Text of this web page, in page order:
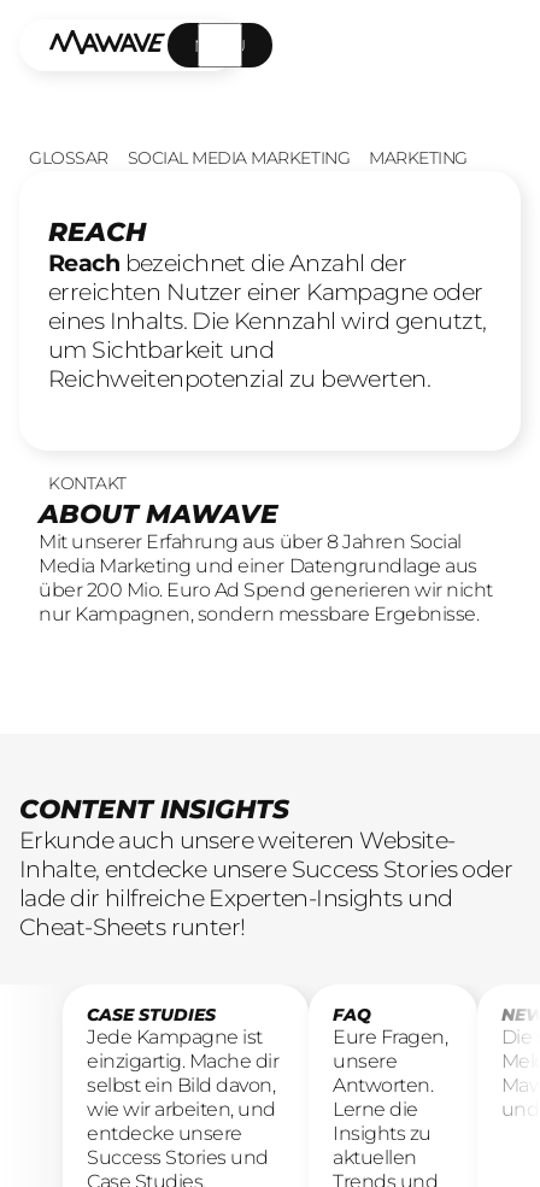
MENÜ
GLOSSAR SOCIAL MEDIA MARKETING MARKETING
REACH
Reach bezeichnet die Anzahl der
erreichten Nutzer einer Kampagne oder
eines Inhalts. Die Kennzahl wird genutzt,
um Sichtbarkeit und
Reichweitenpotenzial zu bewerten.
KONTAKT
ABOUT MAWAVE
Mit unserer Erfahrung aus über 8 Jahren Social
Media Marketing und einer Datengrundlage aus
über 200 Mio. Euro Ad Spend generieren wir nicht
nur Kampagnen, sondern messbare Ergebnisse.
UNSERE LEISTUNGEN
SOCIAL LEAD AGENTUR
Mit unserer Erfahrung aus über 8 Jahren Social
Media Marketing und einer Datengrundlage aus
über 200 Mio. Euro Ad Spend generieren wir nicht
nur Kampagnen, sondern messbare Ergebnisse.
23 offene Stellen
KOMM INS
TEAM
Wir sind auf der Suche nach motivierten und
engagierten Menschen, die mit kreativen Ideen
und LeidenschaftConsumer Brands auf Social
CONTENT INSIGHTS
Erkunde auch unsere weiteren Website-
Inhalte, entdecke unsere Success Stories oder
lade dir hilfreiche Experten-Insights und
Cheat-Sheets runter!
CASE STUDIES
Jede Kampagne ist
einzigartig. Mache dir
selbst ein Bild davon,
wie wir arbeiten, und
entdecke unsere
Success Stories und
Case Studies.
FAQ
Eure Fragen,
unsere
Antworten.
Lerne die
Insights zu
aktuellen
Trends und
Die